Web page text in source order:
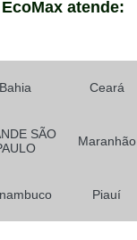
atende:
Bahia Ceará
SÃO
Maranhão
Piauí